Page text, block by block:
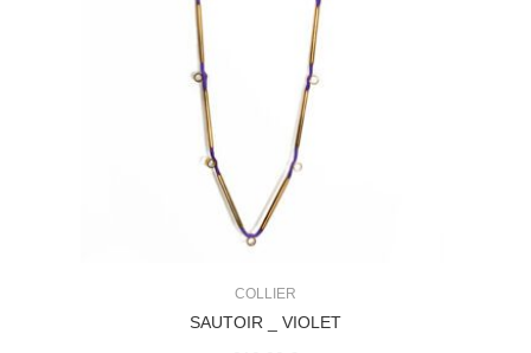
COLLIER
SAUTOIR _ VIOLET